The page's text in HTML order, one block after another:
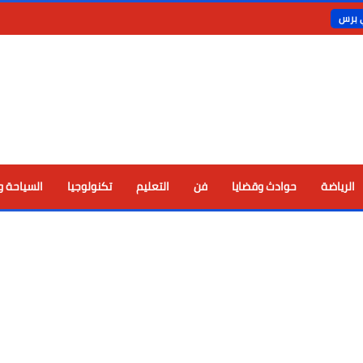
برس
الرياضة حوادث وقضايا فن التعليم تكنولوجيا السياحة